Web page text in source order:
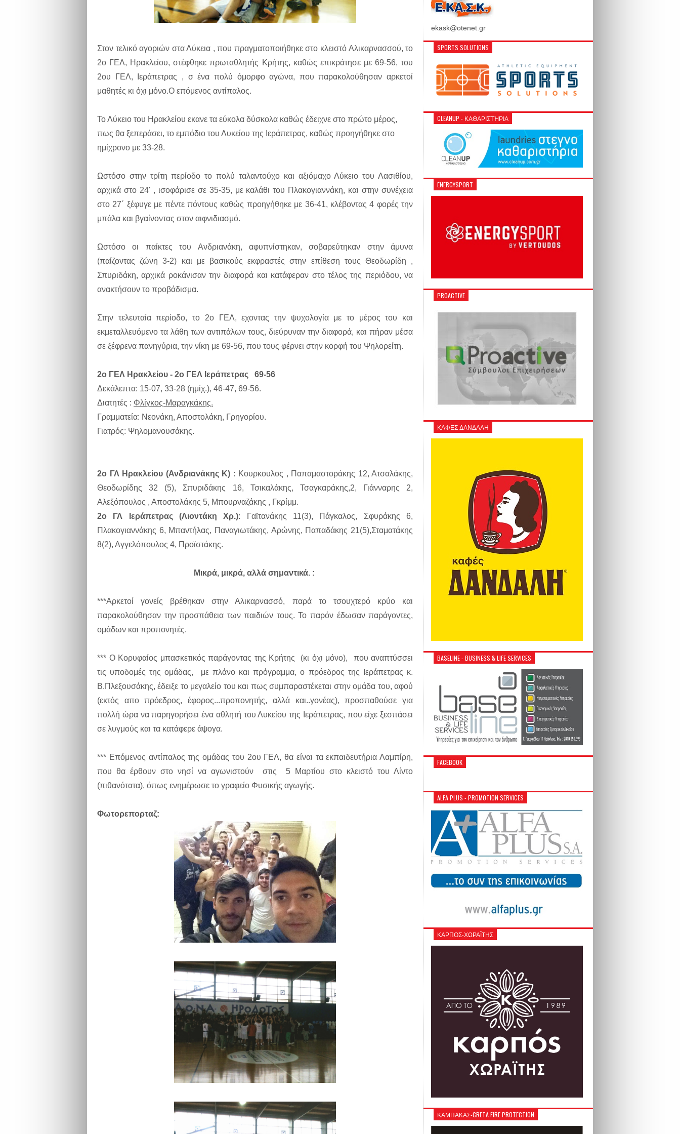
Στον τελικό αγοριών στα Λύκεια , που πραγματοποιήθηκε στο κλειστό Αλικαρνασσού, το
2ο ΓΕΛ, Ηρακλείου, στέφθηκε πρωταθλητής Κρήτης, καθώς επικράτησε με 69-56, του
2ου ΓΕΛ, Ιεράπετρας , σ ένα πολύ όμορφο αγώνα, που παρακολούθησαν αρκετοί
μαθητές κι όχι μόνο.Ο επόμενος αντίπαλος.
Το Λύκειο του Ηρακλείου εκανε τα εύκολα δύσκολα καθώς έδειχνε στο πρώτο μέρος,
πως θα ξεπεράσει, το εμπόδιο του Λυκείου της Ιεράπετρας, καθώς προηγήθηκε στο
ημίχρονο με 33-28.
Ωστόσο στην τρίτη περίοδο το πολύ ταλαντούχο και αξιόμαχο Λύκειο του Λασιθίου,
αρχικά στο 24' , ισοφάρισε σε 35-35, με καλάθι του Πλακογιαννάκη, και στην συνέχεια
στο 27΄ ξέφυγε με πέντε πόντους καθώς προηγήθηκε με 36-41, κλέβοντας 4 φορές την
μπάλα και βγαίνοντας στον αιφνιδιασμό.
Ωστόσο οι παίκτες του Ανδριανάκη, αφυπνίστηκαν, σοβαρεύτηκαν στην άμυνα
(παίζοντας ζώνη 3-2) και με βασικούς εκφραστές στην επίθεση τους Θεοδωρίδη ,
Σπυριδάκη, αρχικά ροκάνισαν την διαφορά και κατάφεραν στο τέλος της περιόδου, να
ανακτήσουν το προβάδισμα.
Στην τελευταία περίοδο, το 2ο ΓΕΛ, εχοντας την ψυχολογία με το μέρος του και
εκμεταλλευόμενο τα λάθη των αντιπάλων τους, διεύρυναν την διαφορά, και πήραν μέσα
σε ξέφρενα πανηγύρια, την νίκη με 69-56, που τους φέρνει στην κορφή του Ψηλορείτη.
2ο ΓΕΛ Ηρακλείου - 2ο ΓΕΛ Ιεράπετρας 69-56
Δεκάλεπτα: 15-07, 33-28 (ημίχ.), 46-47, 69-56.
Διατητές : Φλίγκος-Μαραγκάκης.
Γραμματεία: Νεονάκη, Αποστολάκη, Γρηγορίου.
Γιατρός: Ψηλομανουσάκης.
2ο ΓΛ Ηρακλείου (Ανδριανάκης Κ) : Κουρκουλος , Παπαμαστοράκης 12, Ατσαλάκης,
Θεοδωρίδης 32 (5), Σπυριδάκης 16, Τσικαλάκης, Τσαγκαράκης,2, Γιάνναρης 2,
Αλεξόπουλος , Αποστολάκης 5, Μπουρναζάκης , Γκρίμμ.
2ο ΓΛ Ιεράπετρας (Λιοντάκη Χρ.): Γαϊτανάκης 11(3), Πάγκαλος, Σφυράκης 6,
Πλακογιαννάκης 6, Μπαντήλας, Παναγιωτάκης, Αρώνης, Παπαδάκης 21(5),Σταματάκης
8(2), Αγγελόπουλος 4, Προϊστάκης.
Μικρά, μικρά, αλλά σημαντικά. :
***Αρκετοί γονείς βρέθηκαν στην Αλικαρνασσό, παρά το τσουχτερό κρύο και
παρακολούθησαν την προσπάθεια των παιδιών τους. Το παρόν έδωσαν παράγοντες,
ομάδων και προπονητές.
*** Ο Κορυφαίος μπασκετικός παράγοντας της Κρήτης (κι όχι μόνο), που αναπτύσσει
τις υποδομές της ομάδας, με πλάνο και πρόγραμμα, ο πρόεδρος της Ιεράπετρας κ.
Β.Πλεξουσάκης, έδειξε το μεγαλείο του και πως συμπαραστέκεται στην ομάδα του, αφού
(εκτός απο πρόεδρος, έφορος...προπονητής, αλλά και..γονέας), προσπαθούσε για
πολλή ώρα να παρηγορήσει ένα αθλητή του Λυκείου της Ιεράπετρας, που είχε ξεσπάσει
σε λυγμούς και τα κατάφερε άψογα.
*** Επόμενος αντίπαλος της ομάδας του 2ου ΓΕΛ, θα είναι τα εκπαιδευτήρια Λαμπίρη,
που θα έρθουν στο νησί να αγωνιστούν στις 5 Μαρτίου στο κλειστό του Λίντο
(πιθανότατα), όπως ενημέρωσε το γραφείο Φυσικής αγωγής.
Φωτορεπορταζ:
ekask@otenet.gr
SPORTS SOLUTIONS
CLEANUP - ΚΑΘΑΡΙΣΤΉΡΙΑ
ENERGYSPORT
PROACTIVE
ΚΑΦΕΣ ΔΑΝΔΑΛΗ
BASELINE - BUSINESS & LIFE SERVICES
FACEBOOK
ALFA PLUS - PROMOTION SERVICES
ΚΑΡΠΟΣ-ΧΩΡΑΪΤΗΣ
ΚΑΜΠΑΚΑΣ-CRETA FIRE PROTECTION